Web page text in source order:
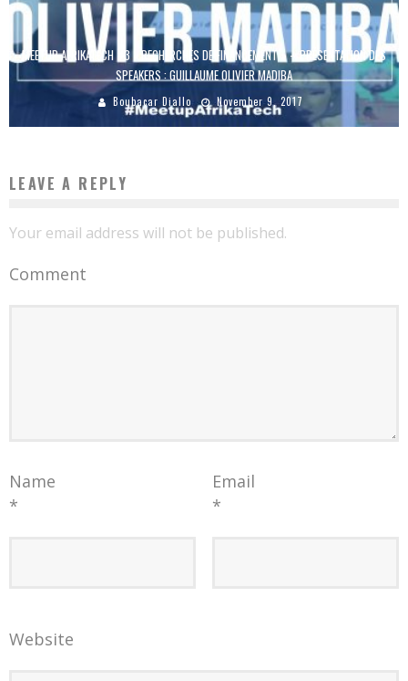
MEETUP AFRIKATECH #3 « RECHERCHES DE FINANCEMENT » – PRÉSENTATION DES
SPEAKERS : GUILLAUME OLIVIER MADIBA
Boubacar Diallo November 9, 2017
LEAVE A REPLY
Your email address will not be published.
Comment
Name
*
Email
*
Website